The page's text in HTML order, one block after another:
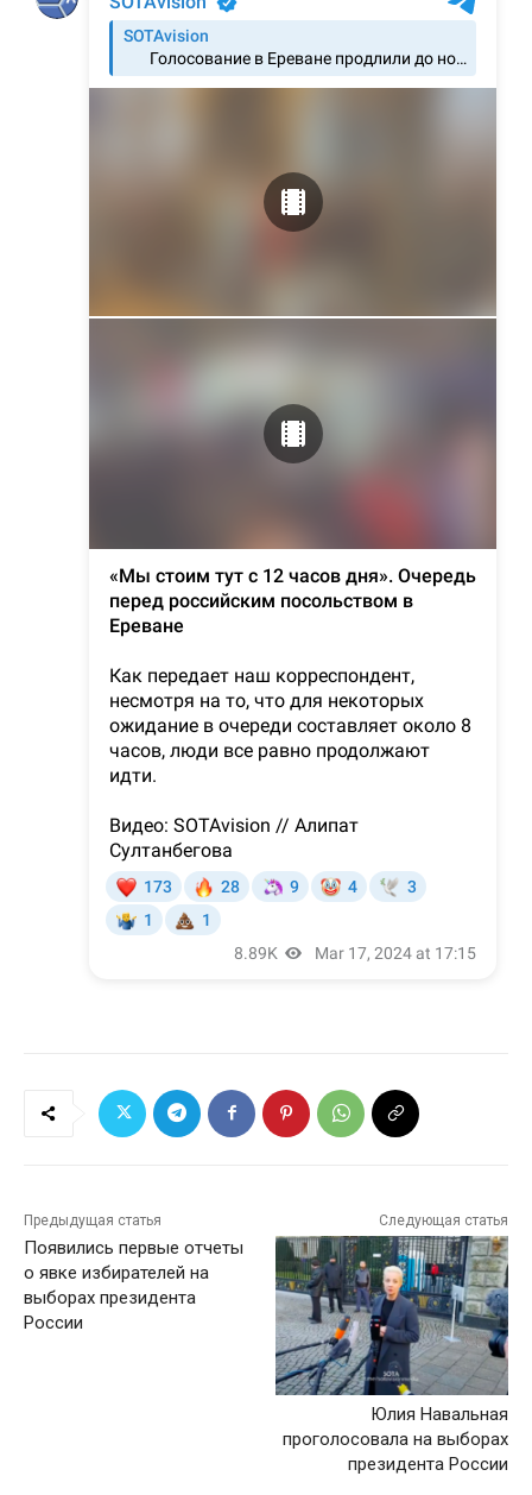
Предыдущая статья
Появились первые отчеты
о явке избирателей на
выборах президента
России
Следующая статья
Юлия Навальная
проголосовала на выборах
президента России